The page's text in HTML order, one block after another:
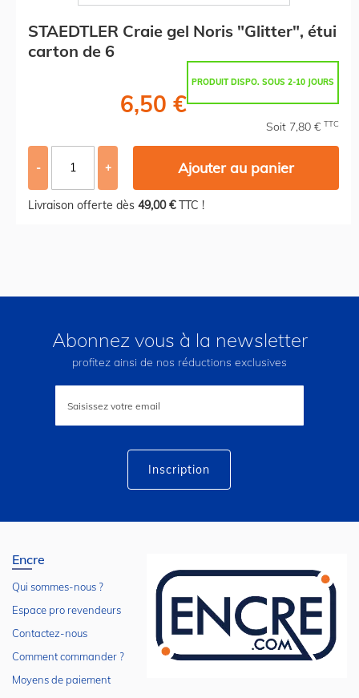
STAEDTLER Craie gel Noris "Glitter", étui
carton de 6
PRODUIT DISPO. SOUS 2-10 JOURS
6,50 €
Soit 7,80 € TTC
- + Ajouter au panier
Livraison offerte dès 49,00 €TTC !
Abonnez vous à la newsletter
profitez ainsi de nos réductions exclusives
lettre
Inscription
Encre
Qui sommes-nous ?
Espace pro revendeurs
Contactez-nous
Comment commander ?
Moyens de paiement